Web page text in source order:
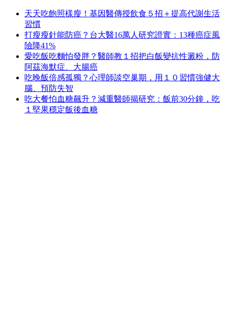
天天吃飽照樣瘦！基因醫傳授飲食５招＋提高代謝生活
習慣
打瘦瘦針能防癌？台大醫16萬人研究證實：13種癌症風
險降41%
愛吃飯吃麵怕發胖？醫師教１招把白飯變抗性澱粉，防
阿茲海默症、大腸癌
吃晚飯倍感孤獨？心理師談空巢期，用１０習慣強健大
腦、預防失智
吃大餐怕血糖飆升？減重醫師揭研究：飯前30分鐘，吃
１堅果穩定飯後血糖